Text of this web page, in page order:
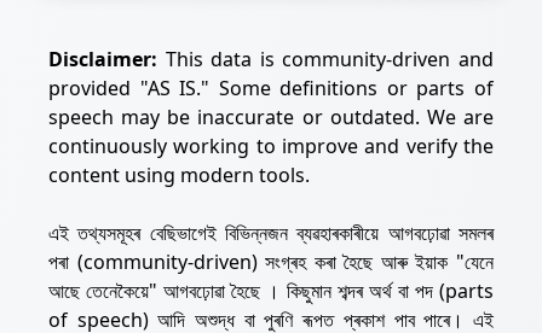
Disclaimer: This data is community-driven and
provided "AS IS." Some definitions or parts of
speech may be inaccurate or outdated. We are
continuously working to improve and verify the
content using modern tools.
এই তথ্যসমূহৰ বেছিভাগেই বিভিন্নজন ব্যৱহাৰকাৰীয়ে আগবঢ়োৱা সমলৰ
পৰা (community-driven) সংগ্ৰহ কৰা হৈছে আৰু ইয়াক "যেনে
আছে তেনেকৈয়ে" আগবঢ়োৱা হৈছে । কিছুমান শব্দৰ অৰ্থ বা পদ (parts
of speech) আদি অশুদ্ধ বা পুৰণি ৰূপত প্ৰকাশ পাব পাৰে। এই